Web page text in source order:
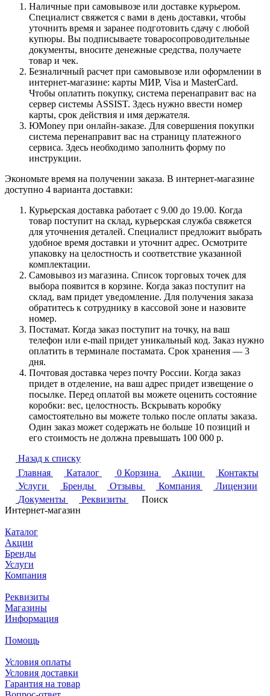
Наличные при самовывозе или доставке курьером.
Специалист свяжется с вами в день доставки, чтобы
уточнить время и заранее подготовить сдачу с любой
купюры. Вы подписываете товаросопроводительные
документы, вносите денежные средства, получаете
товар и чек.
Безналичный расчет при самовывозе или оформлении в
интернет-магазине: карты МИР, Visa и MasterCard.
Чтобы оплатить покупку, система перенаправит вас на
сервер системы ASSIST. Здесь нужно ввести номер
карты, срок действия и имя держателя.
ЮMoney при онлайн-заказе. Для совершения покупки
система перенаправит вас на страницу платежного
сервиса. Здесь необходимо заполнить форму по
инструкции.
Экономьте время на получении заказа. В интернет-магазине
доступно 4 варианта доставки:
Курьерская доставка работает с 9.00 до 19.00. Когда
товар поступит на склад, курьерская служба свяжется
для уточнения деталей. Специалист предложит выбрать
удобное время доставки и уточнит адрес. Осмотрите
упаковку на целостность и соответствие указанной
комплектации.
Самовывоз из магазина. Список торговых точек для
выбора появится в корзине. Когда заказ поступит на
склад, вам придет уведомление. Для получения заказа
обратитесь к сотруднику в кассовой зоне и назовите
номер.
Постамат. Когда заказ поступит на точку, на ваш
телефон или e-mail придет уникальный код. Заказ нужно
оплатить в терминале постамата. Срок хранения — 3
дня.
Почтовая доставка через почту России. Когда заказ
придет в отделение, на ваш адрес придет извещение о
посылке. Перед оплатой вы можете оценить состояние
коробки: вес, целостность. Вскрывать коробку
самостоятельно вы можете только после оплаты заказа.
Один заказ может содержать не больше 10 позиций и
его стоимость не должна превышать 100 000 р.
Назад к списку
Главная
Каталог 0 Корзина Акции
Контакты
Услуги
Бренды Отзывы Компания
Лицензии
Документы
Реквизиты
Поиск
Интернет-магазин
Каталог
Акции
Бренды
Услуги
Компания
Реквизиты
Магазины
Информация
Помощь
Условия оплаты
Условия доставки
Гарантия на товар